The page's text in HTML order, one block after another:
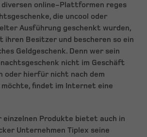
online-Plattformen reges
die uncool oder
Ausführung geschenkt wurden,
ihren Besitzer und bescheren so ein
Geldgeschenk. Denn wer sein
nicht im Geschäft
oder hierfür nicht nach dem
möchte, findet im Internet eine
einzelnen Produkte bietet auch in
Unternehmen Tiplex seine